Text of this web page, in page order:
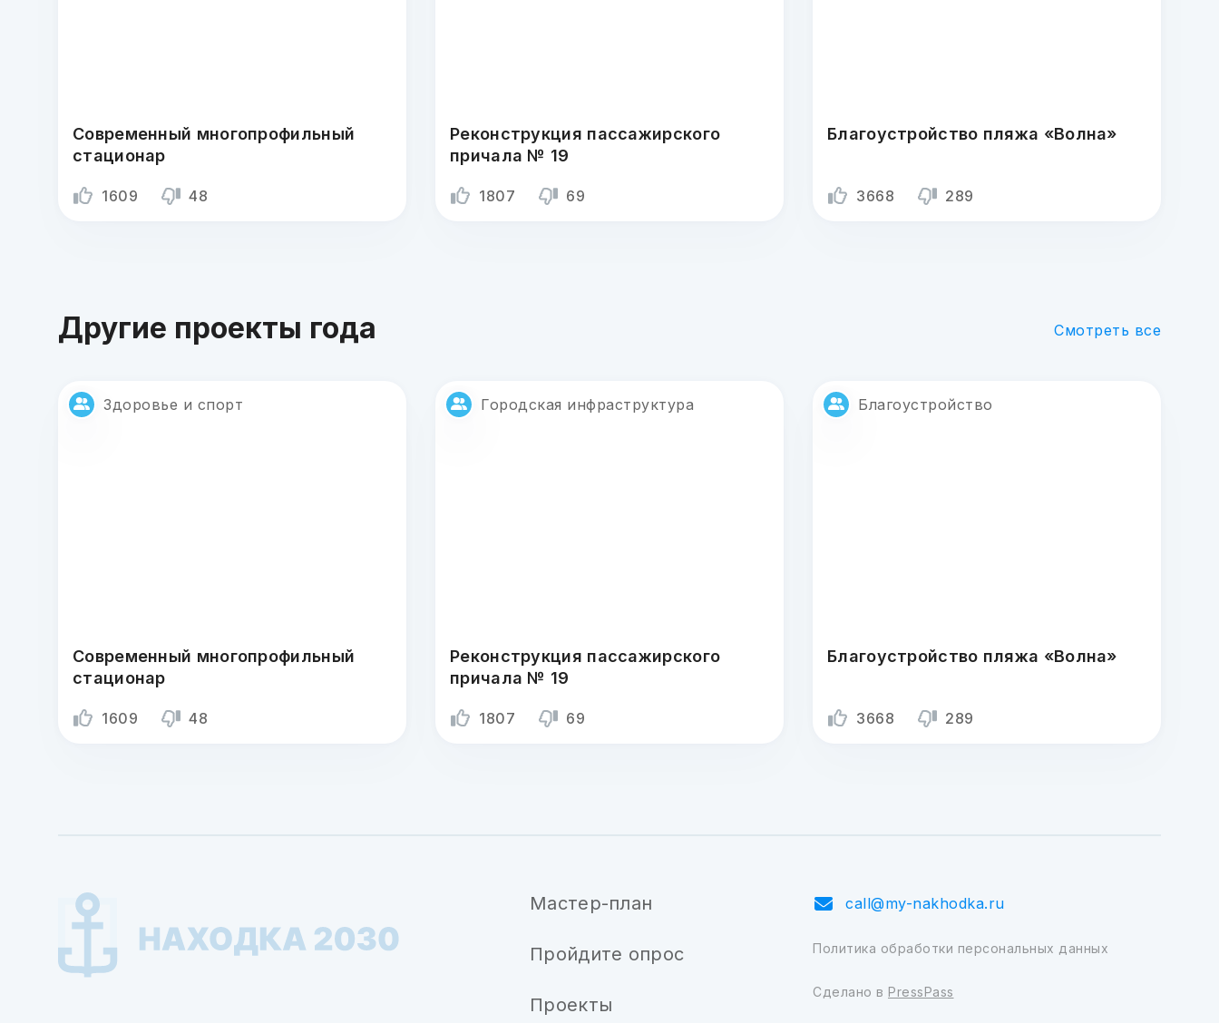
Современный многопрофильный
стационар
1609 48
Реконструкция пассажирского
причала № 19
1807 69
Благоустройство пляжа «Волна»
3668 289
Другие проекты года Смотреть все
Здоровье и спорт
Современный многопрофильный
стационар
1609 48
Городская инфраструктура
Реконструкция пассажирского
причала № 19
1807 69
Благоустройство
Благоустройство пляжа «Волна»
3668 289
Мастер-план
Пройдите опрос
Проекты
call@my-nakhodka.ru
Политика обработки персональных данных
Сделано в PressPass